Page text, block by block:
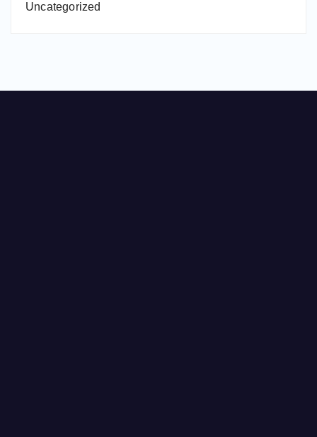
Uncategorized